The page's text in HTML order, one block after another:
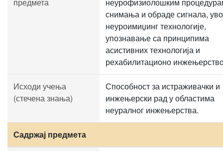
снимања и обраде сигнала,
неуроимиџинг технологије,
упознавање са принципима
асистивних технологија и
рехабилитационо
Исходи учења
(стечена знања)
Способност за истраживачки и
инжењерски рад у областима
неуралног инжењерства.
Садржај предмета